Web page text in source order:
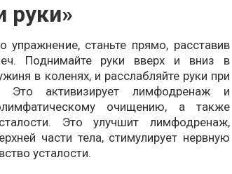
руки»
упражнение, станьте прямо, расставив
Поднимайте руки вверх и вниз в
в коленях, и расслабляйте руки при
Это активизирует лимфодренаж и
очищению, а также
Это улучшит лимфодренаж,
части тела, стимулирует нервную
усталости.